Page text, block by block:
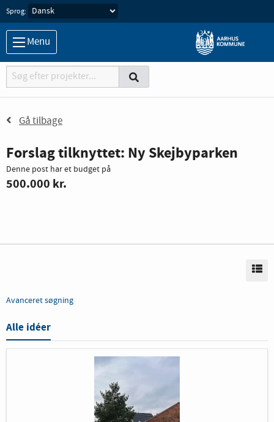
Sprog:
Menu
Søgemaskine
Søg Søg
Gå tilbage
Forslag tilknyttet: Ny Skejbyparken
Denne post har et budget på
500.000 kr.
Avanceret søgning
Alle idéer